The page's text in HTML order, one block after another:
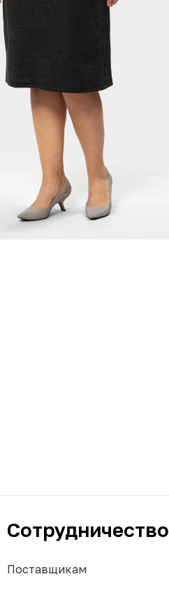
Сотрудничество
Поставщикам